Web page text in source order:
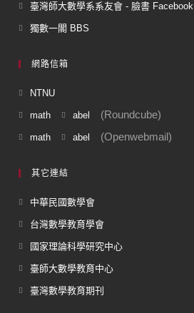
臺灣師大數學系系友會 - 臉書 Facebook
獨數一閣 BBS
網路信箱
NTNU
math abel (Roundcube)
math abel (Openwebmail)
其它連結
中華民國數學會
台灣數學教育學會
國家理論科學研究中心
臺師大數學教育中心
臺灣數學教育期刊